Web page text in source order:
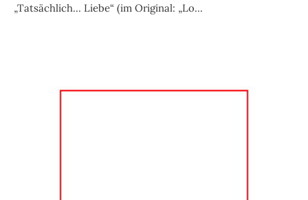
„Tatsächlich… Liebe“ (im Original: „Lo...